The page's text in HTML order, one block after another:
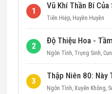
1
Vũ Khí Thần Bí Của
Tiên Hiệp, Huyền Huyễn
2
Ngôn Tình, Trọng Sinh,
3
Ngôn Tình, Xuyên Không,